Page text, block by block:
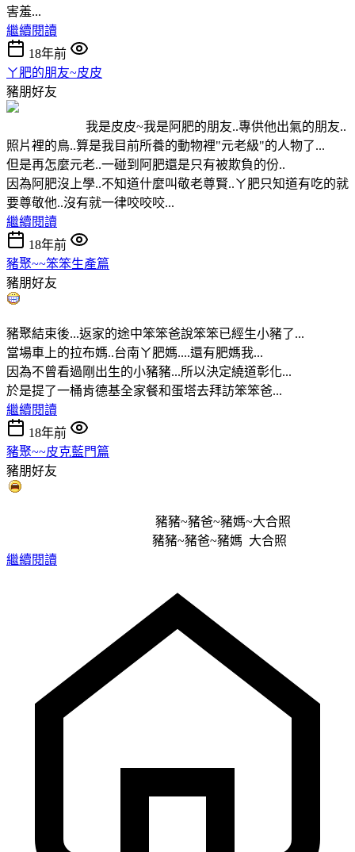
害羞...
繼續閱讀
18年前
ㄚ肥的朋友~皮皮
豬朋好友
我是皮皮~我是阿肥的朋友..專供他出氣的朋友..
照片裡的鳥..算是我目前所養的動物裡"元老級"的人物了...
但是再怎麼元老..一碰到阿肥還是只有被欺負的份..
因為阿肥沒上學..不知道什麼叫敬老尊賢..ㄚ肥只知道有吃的就
要尊敬他..沒有就一律咬咬咬...
繼續閱讀
18年前
豬聚~~笨笨生產篇
豬朋好友
豬聚結束後...返家的途中笨笨爸說笨笨已經生小豬了...
當場車上的拉布媽..台南ㄚ肥媽....還有肥媽我...
因為不曾看過剛出生的小豬豬...所以決定繞道彰化...
於是提了一桶肯德基全家餐和蛋塔去拜訪笨笨爸...
繼續閱讀
18年前
豬聚~~皮克藍門篇
豬朋好友
豬豬~豬爸~豬媽~大合照
豬豬~豬爸~豬媽 大合照
繼續閱讀